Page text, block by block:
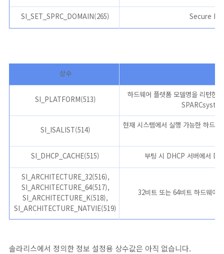
SI_SET_SPRC_DOMAIN(265) Secure RP
상수
SI_PLATFORM(513)
하드웨어 플랫폼 모델명을 리턴
SI_ISALIST(514)
현재 시스템에서 실행 가능한 하드
SI_DHCP_CACHE(515) 부팅 시 DHCP 서버에서
SI_ARCHITECTURE_32(516),
SI_ARCHITECTURE_64(517),
SI_ARCHITECTURE_K(518),
SI_ARCHITECTURE_NATVIE(519)
32비트 또는 64비트 하드웨어
솔라리스에서 정의한 정보 설정용 상수값은 아직 없습니다.